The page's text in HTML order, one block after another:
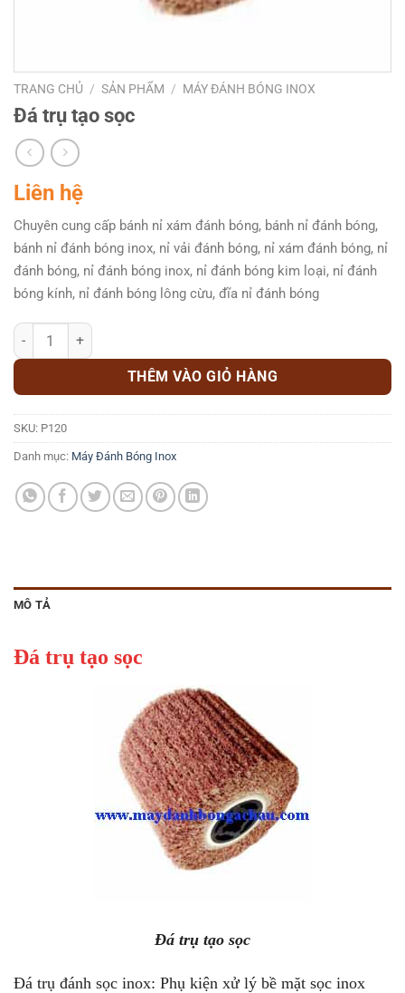
TRANG CHỦ / SẢN PHẨM / MÁY ĐÁNH BÓNG INOX
Đá trụ tạo sọc
Liên hệ
Chuyên cung cấp bánh nỉ xám đánh bóng, bánh nỉ đánh bóng,
bánh nỉ đánh bóng inox, nỉ vải đánh bóng, nỉ xám đánh bóng, nỉ
đánh bóng, nỉ đánh bóng inox, nỉ đánh bóng kim loại, nỉ đánh
bóng kính, nỉ đánh bóng lông cừu, đĩa nỉ đánh bóng
Đá trụ tạo sọc số lượng
THÊM VÀO GIỎ HÀNG
SKU: P120
Danh mục: Máy Đánh Bóng Inox
MÔ TẢ
Đá trụ tạo sọc
Đá trụ tạo sọc
Đá trụ đánh sọc inox: Phụ kiện xử lý bề mặt sọc inox